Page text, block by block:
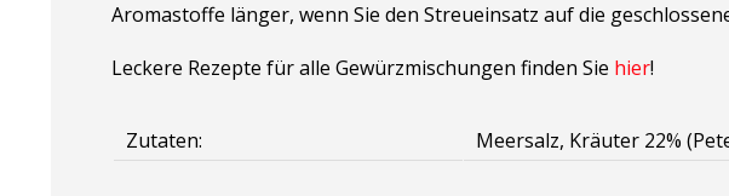
Aromastoffe länger, wenn Sie den Streueinsatz auf die
Leckere Rezepte für alle Gewürzmischungen finden Sie hier!
Zutaten: Meersalz, Kräuter 22%